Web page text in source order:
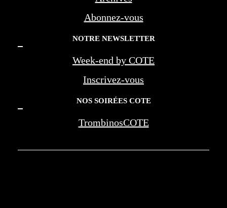
Abonnez-vous
NOTRE NEWSLETTER
Week-end by COTE
Inscrivez-vous
NOS SOIRÉES COTE
TrombinosCOTE